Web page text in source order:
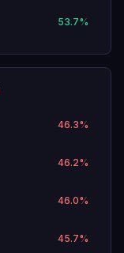
53.7%
46.3%
46.2%
46.0%
45.7%